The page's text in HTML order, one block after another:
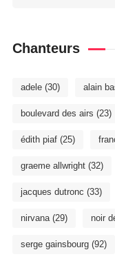
Chanteurs
adele(30) alain
boulevard des airs (23)
édith piaf(25)
graeme allwright(32)
jacques dutronc (33)
nirvana(29) noir
serge gainsbourg(92)